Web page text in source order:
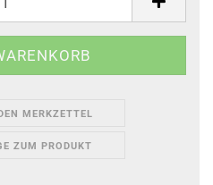
MERKZETTEL
ZUM PRODUKT